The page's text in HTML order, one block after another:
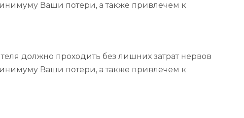
Ваши потери, а также привлечем к
должно проходить без лишних затрат нервов
Ваши потери, а также привлечем к